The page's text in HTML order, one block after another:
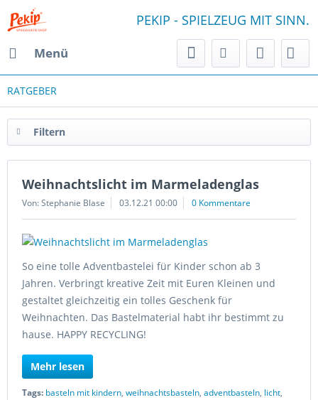
Menü
PEKIP - SPIELZEUG MIT SINN.
RATGEBER
Filtern
Weihnachtslicht im Marmeladenglas
Von: Stephanie Blase 03.12.21 00:00 0 Kommentare
So eine tolle Adventbastelei für Kinder schon ab 3
Jahren. Verbringt kreative Zeit mit Euren Kleinen und
gestaltet gleichzeitig ein tolles Geschenk für
Weihnachten. Das Bastelmaterial habt ihr bestimmt zu
hause. HAPPY RECYCLING!
Mehr lesen
Tags: basteln mit kindern, weihnachtsbasteln, adventbasteln, licht,